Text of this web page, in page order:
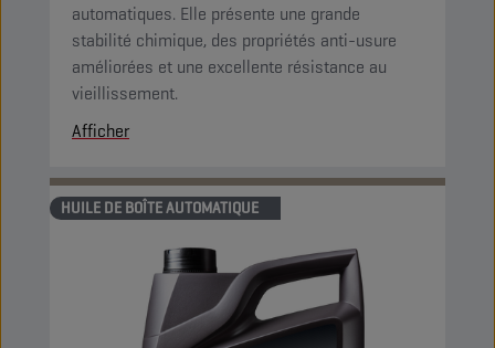
automatiques. Elle présente une grande
stabilité chimique, des propriétés anti-usure
améliorées et une excellente résistance au
vieillissement.
Afficher
HUILE DE BOÎTE AUTOMATIQUE